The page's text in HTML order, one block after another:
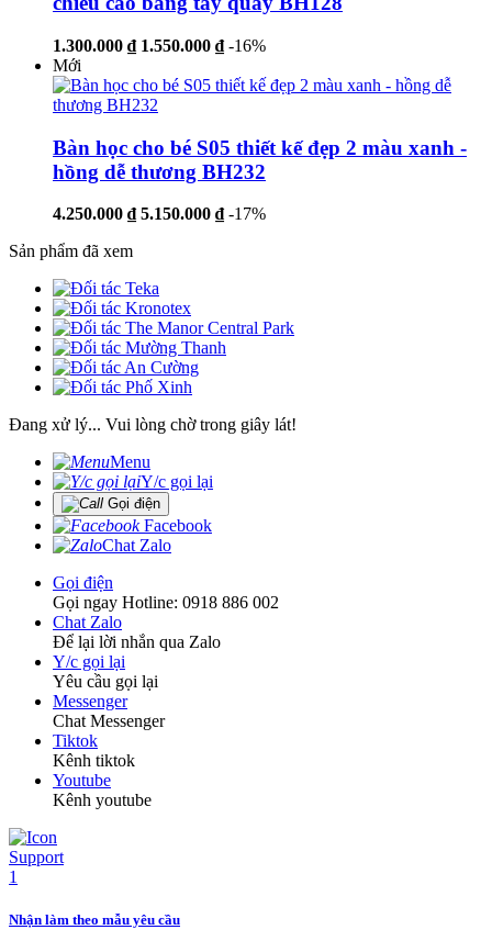
1.300.000 ₫ 1.550.000 ₫ -16%
Mới
Bàn học cho bé S05 thiết kế đẹp 2 màu xanh -
hồng dễ thương BH232
4.250.000 ₫ 5.150.000 ₫ -17%
Sản phẩm đã xem
Đang xử lý... Vui lòng chờ trong giây lát!
Menu
Y/c gọi lại
Gọi điện
Facebook
Chat Zalo
Gọi điện
Gọi ngay Hotline: 0918 886 002
Chat Zalo
Để lại lời nhắn qua Zalo
Y/c gọi lại
Yêu cầu gọi lại
Messenger
Chat Messenger
Tiktok
Kênh tiktok
Youtube
Kênh youtube
Nhận làm theo mẫu yêu cầu